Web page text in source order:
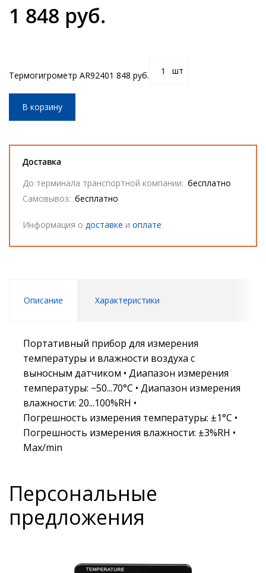
1 848 руб.
Термогигрометр AR92401 848 руб. шт
В корзину
Доставка
До терминала транспортной компании: бесплатно
Самовывоз: бесплатно
Информация о доставке и оплате
Описание Характеристики
Портативный прибор для измерения
температуры и влажности воздуха с
выносным датчиком • Диапазон измерения
температуры: −50...70°С • Диапазон измерения
влажности: 20...100%RH •
Погрешность измерения температуры: ±1°С •
Погрешность измерения влажности: ±3%RH •
Max/min
Персональные
предложения